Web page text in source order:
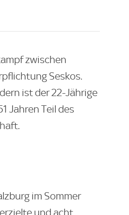
zwischen
Seskos.
ist der 22-Jährige
Jahren Teil des
im Sommer
und acht